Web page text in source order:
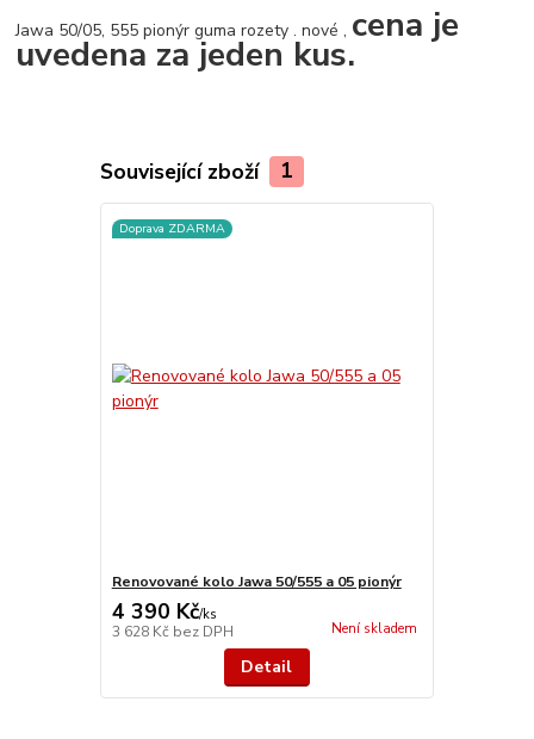
Jawa 50/05, 555 pionýr guma rozety . nové , cena je
uvedena za jeden kus.
Související zboží 1
Doprava ZDARMA
Renovované kolo Jawa 50/555 a 05 pionýr
4 390 Kč/ks
3 628 Kč bez DPH Není skladem
Detail